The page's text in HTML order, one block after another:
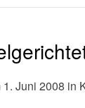
1. Juni 2008 in